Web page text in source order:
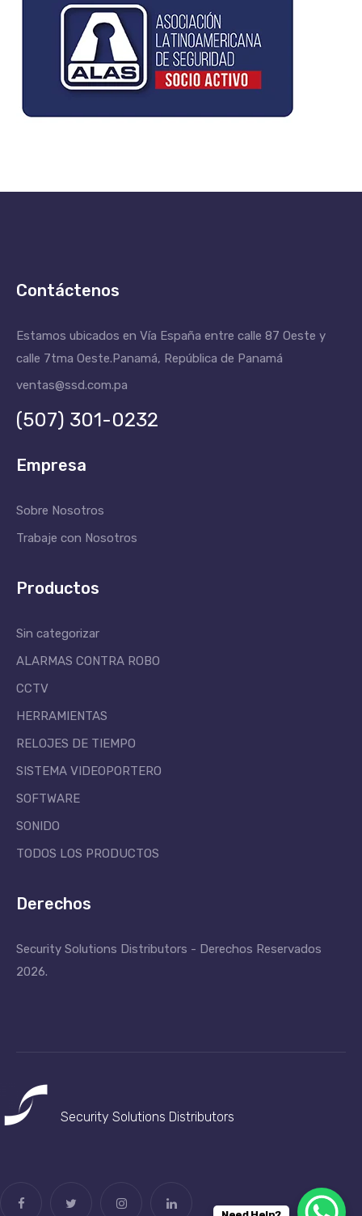
Contáctenos
Estamos ubicados en Vía España entre calle 87 Oeste y
calle 7tma Oeste.Panamá, República de Panamá
ventas@ssd.com.pa
(507) 301-0232
Empresa
Sobre Nosotros
Trabaje con Nosotros
Productos
Sin categorizar
ALARMAS CONTRA ROBO
CCTV
HERRAMIENTAS
RELOJES DE TIEMPO
SISTEMA VIDEOPORTERO
SOFTWARE
SONIDO
TODOS LOS PRODUCTOS
Derechos
Security Solutions Distributors - Derechos Reservados
2026.
Security Solutions Distributors